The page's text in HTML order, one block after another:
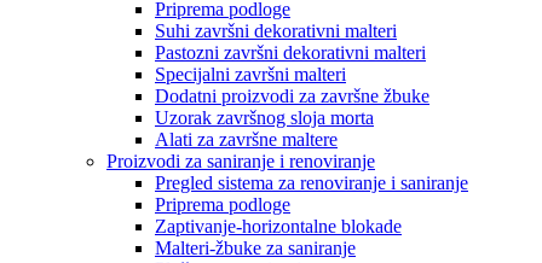
Priprema podloge
Suhi završni dekorativni malteri
Pastozni završni dekorativni malteri
Specijalni završni malteri
Dodatni proizvodi za završne žbuke
Uzorak završnog sloja morta
Alati za završne maltere
Proizvodi za saniranje i renoviranje
Pregled sistema za renoviranje i saniranje
Priprema podloge
Zaptivanje-horizontalne blokade
Malteri-žbuke za saniranje